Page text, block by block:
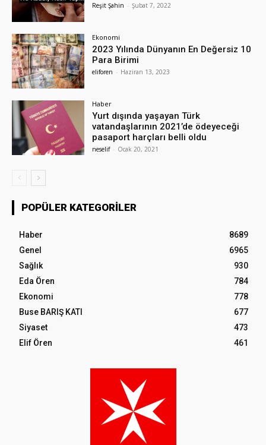
Reşit Şahin - Şubat 7, 2022
Ekonomi
2023 Yılında Dünyanın En Değersiz 10
Para Birimi
eliforen - Haziran 13, 2023
Haber
Yurt dışında yaşayan Türk
vatandaşlarının 2021’de ödeyeceği
pasaport harçları belli oldu
neselif - Ocak 20, 2021
POPÜLER KATEGORILER
Haber
8689
Genel
6965
Sağlık
930
Eda Ören
784
Ekonomi
778
Buse BARIŞ KATI
677
Siyaset
473
Elif Ören
461